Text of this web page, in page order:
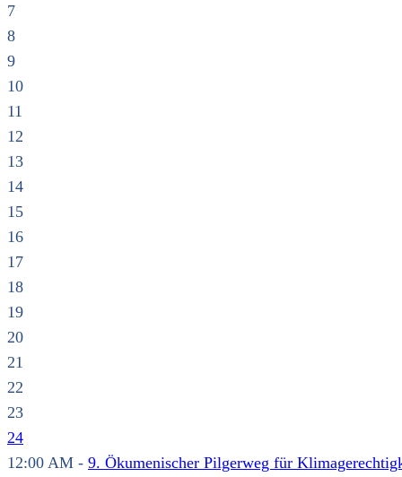
7
8
9
10
11
12
13
14
15
16
17
18
19
20
21
22
23
24
12:00 AM - 9. Ökumenischer Pilgerweg für